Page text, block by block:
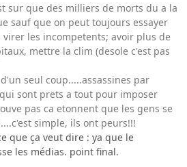
sur que des milliers de morts du a la
sauf que on peut toujours essayer
les incompetents; avoir plus de
mettre la clim (desole c'est pas
seul coup.....assassines par
sont prets a tout pour imposer
pas ca etonnent que les gens se
simple, ils ont peurs!!!
que ça veut dire : ya que le
les médias. point final.